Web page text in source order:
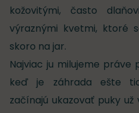
kožovitými, často
výraznými kvetmi, ktoré
skoro na jar.
Najviac ju milujeme
keď je záhrada ešte
začínajú ukazovať puky